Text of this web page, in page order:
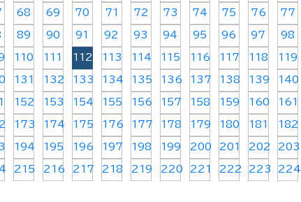
68 69 70 71 72 73 74 75 76 77
89 90 91 92 93 94 95 96 97 98
110 111 112 113 114 115 116 117 118 119
131 132 133 134 135 136 137 138 139 140
152 153 154 155 156 157 158 159 160 161
173 174 175 176 177 178 179 180 181 182
194 195 196 197 198 199 200 201 202 203
215 216 217 218 219 220 221 222 223 224